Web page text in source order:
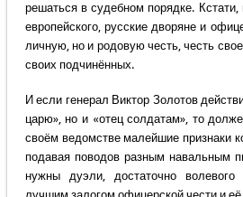
решаться в судебном порядке. Кстати,
европейского, русские дворяне и
личную, но и родовую честь, честь
своих подчинённых.
И если генерал Виктор Золотов
царю», но и «отец солдатам», то
своём ведомстве малейшие признаки
подавая поводов разным навальным
нужны дуэли, достаточно